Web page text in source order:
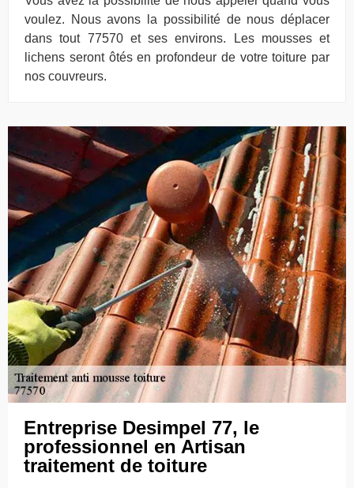
voulez. Nous avons la possibilité de nous déplacer
dans tout 77570 et ses environs. Les mousses et
lichens seront ôtés en profondeur de votre toiture par
nos couvreurs.
Entreprise Desimpel 77, le
professionnel en Artisan
traitement de toiture